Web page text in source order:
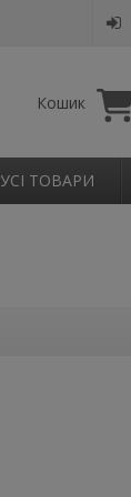
Кошик
УСІ ТОВАРИ